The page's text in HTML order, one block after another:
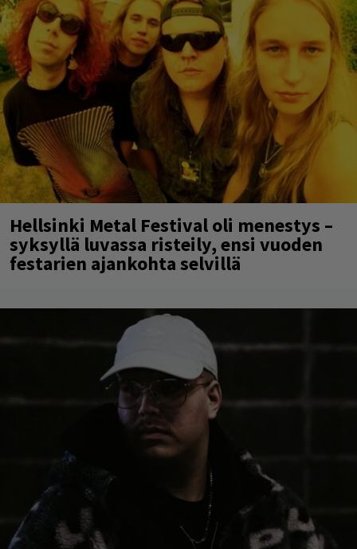
Hellsinki Metal Festival oli menestys –
syksyllä luvassa risteily, ensi vuoden
festarien ajankohta selvillä